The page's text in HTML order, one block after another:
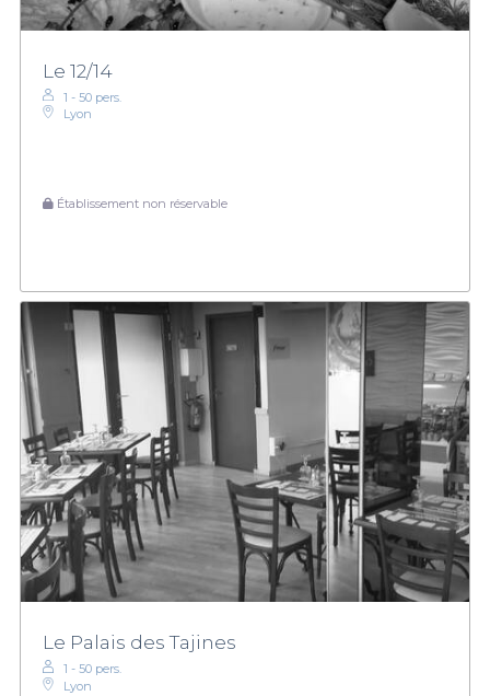
Le 12/14
1 - 50 pers.
Lyon
Établissement non réservable
Le Palais des Tajines
1 - 50 pers.
Lyon